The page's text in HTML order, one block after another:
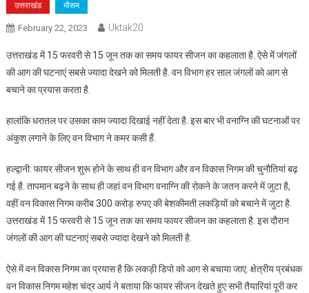
उत्तराखंड मौसम
February 22, 2023 Uktak20
उत्तराखंड में 15 फरवरी से 15 जून तक का समय फायर सीजन का कहलाता है. ऐसे में जंगलों
की आग की घटनाएं सबसे ज्यादा देखने को मिलती है. वन विभाग हर साल जंगलों को आग से
बचाने का प्रयास करता है.
हालांकि धरातल पर उसका काम ज्यादा दिखाई नहीं देता है. इस बार भी वनाग्नि की घटनाओं पर
अंकुश लगाने के लिए वन विभाग ने कमर कसी हैं.
हल्द्वानी: फायर सीजन शुरू होने के साथ ही वन विभाग और वन विकास निगम की चुनौतियां बढ़
गई है. तापमान बढ़ने के साथ ही जहां वन विभाग वनाग्नि की रोकने के जतन करने में जुटा है,
वहीं वन विकास निगम करीब 300 करोड़ रुपए की बेशकीमती लकड़ियों को बचाने में जुटा है.
उत्तराखंड में 15 फरवरी से 15 जून तक का समय फायर सीजन का कहलाता है. इस दौरान
जंगलों की आग की घटनाएं सबसे ज्यादा देखने को मिलती है.
ऐसे में वन विकास निगम का प्रयास है कि लकड़ी डिपो को आग से बचाया जाए. क्षेत्रीय प्रबंधक
वन विकास निगम महेश चंद्र आर्य ने बताया कि फायर सीजन देखते हुए सभी तैयारियां पूरी कर